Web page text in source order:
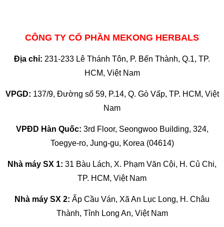
CÔNG TY CỔ PHẦN MEKONG HERBALS
Địa chỉ: 231-233 Lê Thánh Tôn, P. Bến Thành, Q.1, TP.
HCM, Việt Nam
VPGD: 137/9, Đường số 59, P.14, Q. Gò Vấp, TP. HCM, Việt
Nam
VPĐD Hàn Quốc: 3rd Floor, Seongwoo Building, 324,
Toegye-ro, Jung-gu, Korea (04614)
Nhà máy SX 1: 31 Bàu Lách, X. Phạm Văn Cội, H. Củ Chi,
TP. HCM, Việt Nam
Nhà máy SX 2: Ấp Cầu Ván, Xã An Lục Long, H. Châu
Thành, Tỉnh Long An, Việt Nam